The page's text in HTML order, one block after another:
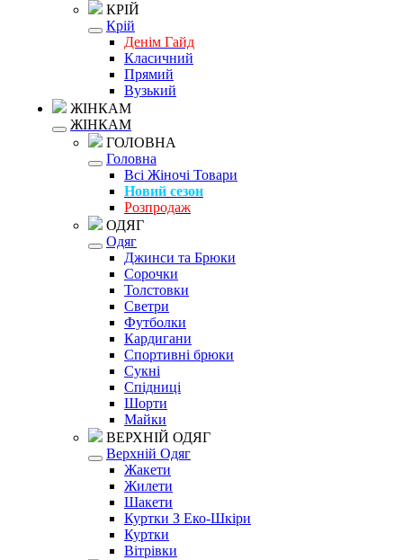
КРІЙ
Крій
Денім Гайд
Класичний
Прямий
Вузький
ЖІНКАМ
ЖІНКАМ
ГОЛОВНА
Головна
Всі Жіночі Товари
Новий сезон
Розпродаж
ОДЯГ
Одяг
Джинси та Брюки
Сорочки
Толстовки
Светри
Футболки
Кардигани
Спортивні брюки
Сукні
Спідниці
Шорти
Майки
ВЕРХНІЙ ОДЯГ
Верхній Одяг
Жакети
Жилети
Шакети
Куртки З Еко-Шкіри
Куртки
Вітрівки